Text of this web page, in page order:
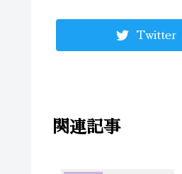
Twitter
関連記事